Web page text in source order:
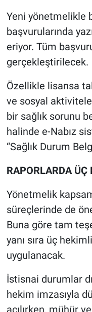
Yeni yönetmelikle
başvurularında
eriyor. Tüm
gerçekleştirilecek.
Özellikle lisansa
ve sosyal
bir sağlık sorunu
halinde e-Nabız
“Sağlık Durum
RAPORLARDA
Yönetmelik
süreçlerinde de
Buna göre tam
yanı sıra üç
uygulanacak.
İstisnai durumlar
hekim imzasıyla